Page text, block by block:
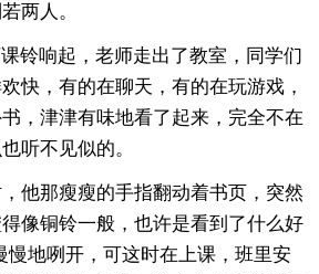
两人。
响起，老师走出了教室，同学们
快，有的在聊天，有的在玩游戏，
，津津有味地看了起来，完全不在
听不见似的。
那瘦瘦的手指翻动着书页，突然
像铜铃一般，也许是看到了什么好
慢地咧开，可这时在上课，班里安